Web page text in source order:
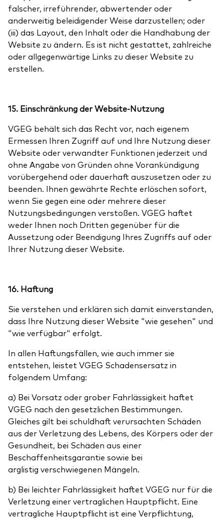
falscher, irreführender, abwertender oder
anderweitig beleidigender Weise darzustellen; oder
(iii) das Layout, den Inhalt oder die Handhabung der
Website zu ändern. Es ist nicht gestattet, zahlreiche
oder allgegenwärtige Links zu dieser Website zu
erstellen.
15. Einschränkung der Website-Nutzung
VGEG behält sich das Recht vor, nach eigenem
Ermessen Ihren Zugriff auf und Ihre Nutzung dieser
Website oder verwandter Funktionen jederzeit und
ohne Angabe von Gründen ohne Vorankündigung
vorübergehend oder dauerhaft auszusetzen oder zu
beenden. Ihnen gewährte Rechte erlöschen sofort,
wenn Sie gegen eine oder mehrere dieser
Nutzungsbedingungen verstoßen. VGEG haftet
weder Ihnen noch Dritten gegenüber für die
Aussetzung oder Beendigung Ihres Zugriffs auf oder
Ihrer Nutzung dieser Website.
16. Haftung
Sie verstehen und erklären sich damit einverstanden,
dass Ihre Nutzung dieser Website "wie gesehen" und
"wie verfügbar" erfolgt.
In allen Haftungsfällen, wie auch immer sie
entstehen, leistet VGEG Schadensersatz in
folgendem Umfang:
a) Bei Vorsatz oder grober Fahrlässigkeit haftet
VGEG nach den gesetzlichen Bestimmungen.
Gleiches gilt bei schuldhaft verursachten Schäden
aus der Verletzung des Lebens, des Körpers oder der
Gesundheit, bei Schäden aus einer
Beschaffenheitsgarantie sowie bei
arglistig verschwiegenen Mängeln.
b) Bei leichter Fahrlässigkeit haftet VGEG nur für die
Verletzung einer vertraglichen Hauptpflicht. Eine
vertragliche Hauptpflicht ist eine Verpflichtung,